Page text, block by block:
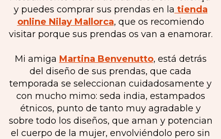
y puedes comprar sus prendas en la tienda
online Nilay Mallorca, que os recomiendo
visitar porque sus prendas os van a enamorar.
Mi amiga Martina Benvenutto, está detrás
del diseño de sus prendas, que cada
temporada se seleccionan cuidadosamente y
con mucho mimo: seda india, estampados
étnicos, punto de tanto muy agradable y
sobre todo los diseños, que aman y potencian
el cuerpo de la mujer, envolviéndolo pero sin